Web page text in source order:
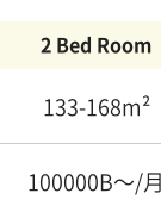
2 Bed Room
133-168m²
100000B〜/月